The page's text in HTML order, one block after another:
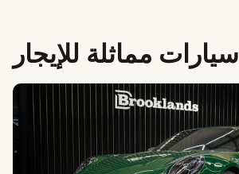
سيارات مماثلة للإيجار